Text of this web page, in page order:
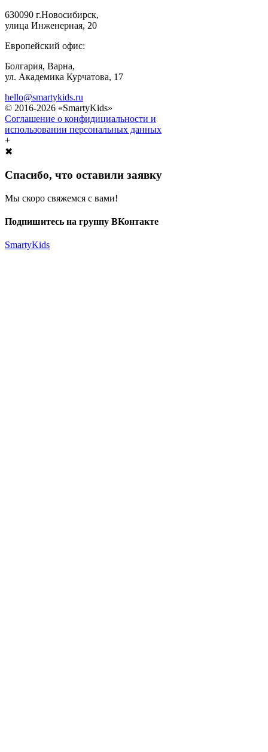
630090 г.Новосибирск,
улица Инженерная, 20
Европейский офис:
Болгария, Варна,
ул. Академика Курчатова, 17
hello@smartykids.ru
© 2016-2026 «SmartyKids»
Соглашение о конфидициальности и
использовании персональных данных
+
✖
Спасибо, что оставили заявку
Мы скоро свяжемся с вами!
Подпишитесь на группу ВКонтакте
SmartyKids